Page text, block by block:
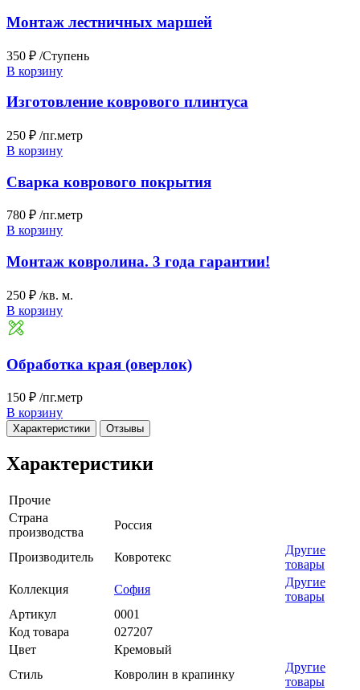
Монтаж лестничных маршей
350 ₽ /Ступень
В корзину
Изготовление коврового плинтуса
250 ₽ /пг.метр
В корзину
Сварка коврового покрытия
780 ₽ /пг.метр
В корзину
Монтаж ковролина. 3 года гарантии!
250 ₽ /кв. м.
В корзину
Обработка края (оверлок)
150 ₽ /пг.метр
В корзину
Характеристики Отзывы
Характеристики
Прочие
Страна
производства
Россия
Производитель Ковротекс
Другие
товары
Коллекция
София
Другие
товары
Артикул
0001
Код товара
027207
Цвет
Кремовый
Стиль
Ковролин в крапинку
Другие
товары